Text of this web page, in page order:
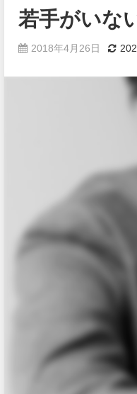
若手がいな
2018年4月26日